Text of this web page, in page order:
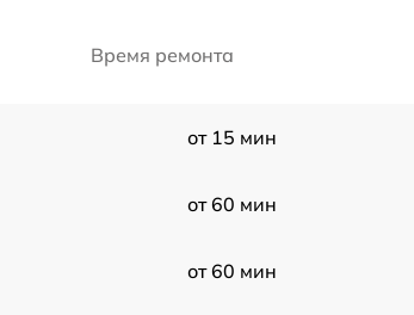
Время ремонта
от 15 мин
от 60 мин
от 60 мин